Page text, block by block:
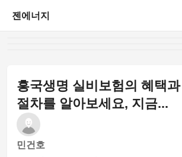
젠에너지
흥국생명 실비보험의 혜택
절차를 알아보세요, 지금...
민건호